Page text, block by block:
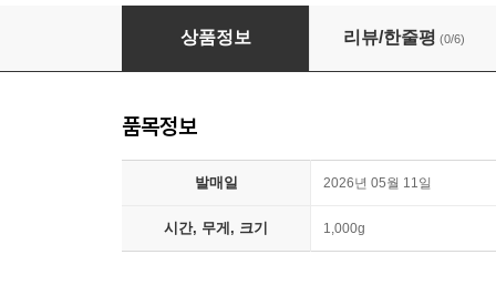
BILL STAX (빌스택스) - LIVE FAST DIE SKRT
상품정보 리뷰/한줄평 (0/6)
품목정보
발매일 2026년 05월 11일
시간, 무게, 크기 1,000g